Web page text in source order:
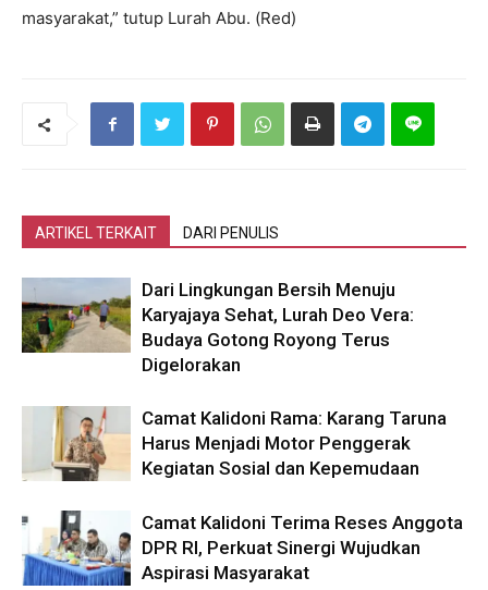
masyarakat,” tutup Lurah Abu. (Red)
ARTIKEL TERKAIT DARI PENULIS
Dari Lingkungan Bersih Menuju
Karyajaya Sehat, Lurah Deo Vera:
Budaya Gotong Royong Terus
Digelorakan
Camat Kalidoni Rama: Karang Taruna
Harus Menjadi Motor Penggerak
Kegiatan Sosial dan Kepemudaan
Camat Kalidoni Terima Reses Anggota
DPR RI, Perkuat Sinergi Wujudkan
Aspirasi Masyarakat